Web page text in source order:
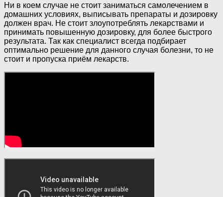
Ни в коем случае не стоит заниматься самолечением в
домашних условиях, выписывать препараты и дозировку
должен врач. Не стоит злоупотреблять лекарствами и
принимать повышенную дозировку, для более быстрого
результата. Так как специалист всегда подбирает
оптимально решение для данного случая болезни, то не
стоит и пропуска приём лекарств.